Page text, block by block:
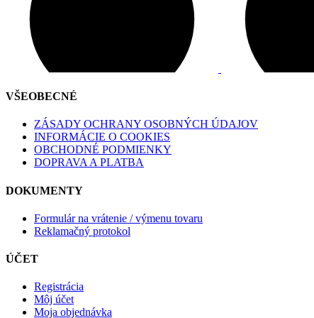
VŠEOBECNÉ
ZÁSADY OCHRANY OSOBNÝCH ÚDAJOV
INFORMÁCIE O COOKIES
OBCHODNÉ PODMIENKY
DOPRAVA A PLATBA
DOKUMENTY
Formulár na vrátenie / výmenu tovaru
Reklamačný protokol
ÚČET
Registrácia
Môj účet
Moja objednávka